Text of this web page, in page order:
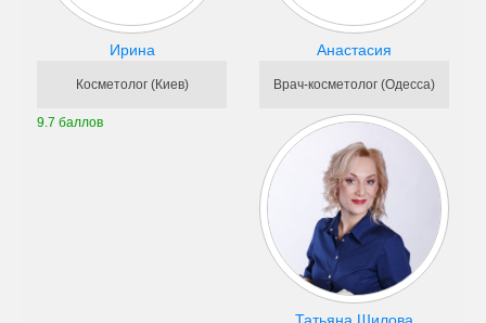
Ирина
Косметолог (Киев)
9.7 баллов
Анастасия
Врач-косметолог (Одесса)